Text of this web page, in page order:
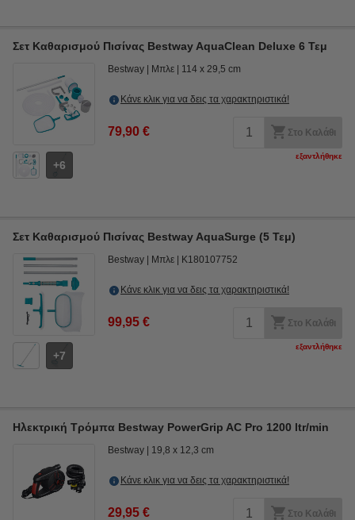
Σετ Καθαρισμού Πισίνας Bestway AquaClean Deluxe 6 Τεμ
6
Bestway Μπλε 114 x 29,5 cm
Κάνε κλικ για να δεις τα χαρακτηριστικά!
79,90 € Στο Καλάθι
εξαντλήθηκε
Σετ Καθαρισμού Πισίνας Bestway AquaSurge (5 Τεμ)
7
Bestway Μπλε K180107752
Κάνε κλικ για να δεις τα χαρακτηριστικά!
99,95 € Στο Καλάθι
εξαντλήθηκε
Ηλεκτρική Τρόμπα Bestway PowerGrip AC Pro 1200 ltr/min
Bestway 19,8 x 12,3 cm
Κάνε κλικ για να δεις τα χαρακτηριστικά!
29,95 € Στο Καλάθι